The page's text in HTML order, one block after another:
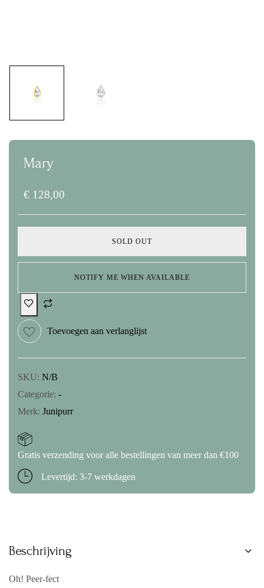
Mary
€ 128,00
SOLD OUT
NOTIFY ME WHEN AVAILABLE
Toevoegen aan verlanglijst
SKU: N/B
Categorie: -
Merk: Junipurr
Gratis verzending voor alle bestellingen van meer dan €100
Levertijd: 3-7 werkdagen
Beschrijving
Oh! Peer-fect